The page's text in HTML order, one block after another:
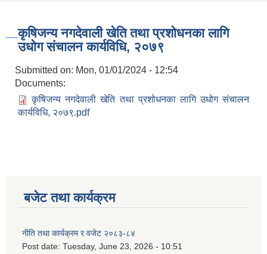
कृषिजन्य नगदेवाली खेति तथा प्रशोधनका लागि
उधोग संचालन कार्यविधि, २०७९
Submitted on: Mon, 01/01/2024 - 12:54
Documents:
कृषिजन्य नगदेवाली खेति तथा प्रशोधनका लागि उधोग संचालन
कार्यविधि, २०७९.pdf
बजेट तथा कार्यक्रम
नीति तथा कार्यक्रम र वजेट २०८३-८४
Post date: Tuesday, June 23, 2026 - 10:51